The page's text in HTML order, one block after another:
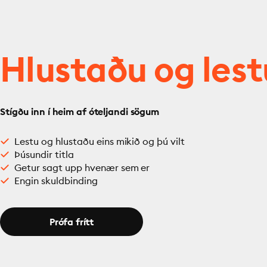
Hlustaðu og
Stígðu inn í heim af óteljandi sögum
Lestu og hlustaðu eins mikið og þú vilt
Þúsundir titla
Getur sagt upp hvenær sem er
Engin skuldbinding
Prófa frítt